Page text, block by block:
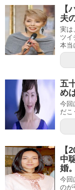
【
夫
実は
ツイ
本当
五
め
今回
だこ
【
中
婚。
今回
のが